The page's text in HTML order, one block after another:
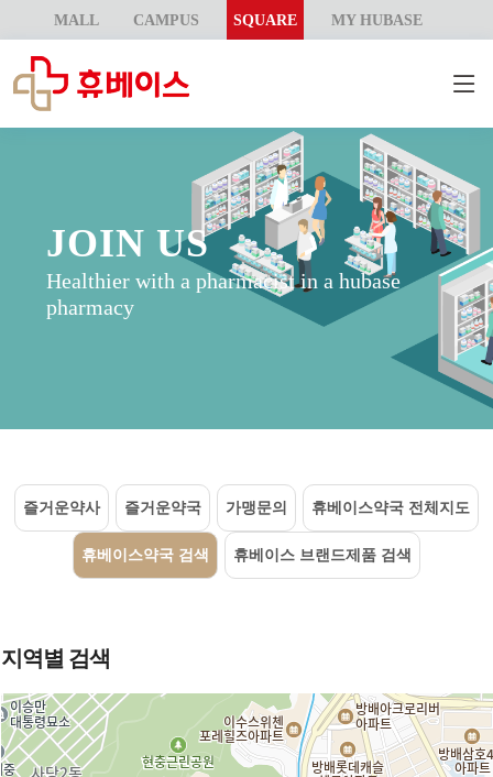
MALL CAMPUS SQUARE MY HUBASE
JOIN US
Healthier with a pharmacist in a hubase
pharmacy
즐거운약사 즐거운약국 가맹문의 휴베이스약국 전체지도
휴베이스약국 검색 휴베이스 브랜드제품 검색
지역별 검색